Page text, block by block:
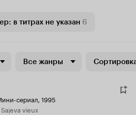
в титрах не указан 6
Все жанры
сериал, 1995
Sajeva vieux